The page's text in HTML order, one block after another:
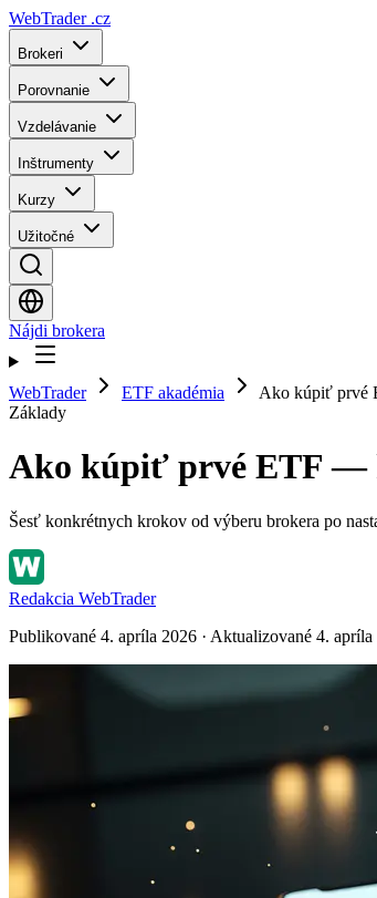
WebTrader .cz
Brokeri
Porovnanie
Vzdelávanie
Inštrumenty
Kurzy
Užitočné
Nájdi brokera
WebTrader ETF akadémia
Ako kúpiť prvé
Základy
Ako kúpiť prvé ETF —
Šesť konkrétnych krokov od výberu brokera po
Redakcia WebTrader
Publikované 4. apríla 2026 · Aktualizované 4. apríla